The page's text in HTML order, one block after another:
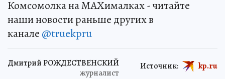
Комсомолка на MAXималках - читайте
наши новости раньше других в
канале @truekpru
Дмитрий РОЖДЕСТВЕНСКИЙ
журналист
Источник: kp.ru